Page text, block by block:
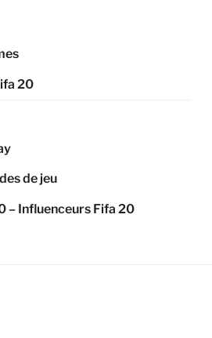
20
de jeu
– Influenceurs Fifa 20